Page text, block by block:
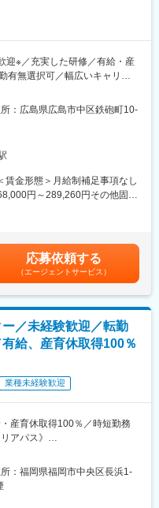
を拡大しています。
トを支えるライフスタイル領
。プロとしてお客様にラグジ
するため、海外の雑誌から世
す。初回～最終フィッティン
す。
表彰
勤務可能
ゲストハウス「モノリス」シ
ート感のある雰囲気が特徴の
造物を生かした施設など、立
計を行っています。
。事業は縮小しておらず、新
います。
事業など、顧客情報を基にし
迎※／充実した研修／有給・産
有無選択可／幅広いキャリア
の経営統合に伴い、給与、福
いて、変更となる場合があり
パーツ等、ドレススタイルを
ックを重ね、結婚式会場に衣
た世界トップクラスのデザイ
。プロとしてお客様にラグジ
するため、海外の雑誌から世
す。初回～最終フィッティン
す。
表彰
：広島県広島市中区鉄砲町10-
賃金形態＞月給制補足事項なし
円～289,260円その他固定
経験・年齢により給与は変動す
勤務手当を含む。※勤務手当と
外手当に相当する手当であ
給する。■昇給：年1回（3
センティブ（毎月）賃金はあ
通じて上下する可能性があり
た表記です。
応募依頼する
（エージェントサービス）
ー／未経験歓迎／転勤
給、産育休取得100％
業種未経験歓迎
産育休取得100％／時短勤務
アパス》
の経営統合に伴い、給与、福
いて、変更となる場合があり
：福岡県福岡市中央区長浜1-